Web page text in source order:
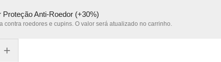
Proteção Anti-Roedor (+30%)
contra roedores e cupins. O valor será atualizado no carrinho.
+